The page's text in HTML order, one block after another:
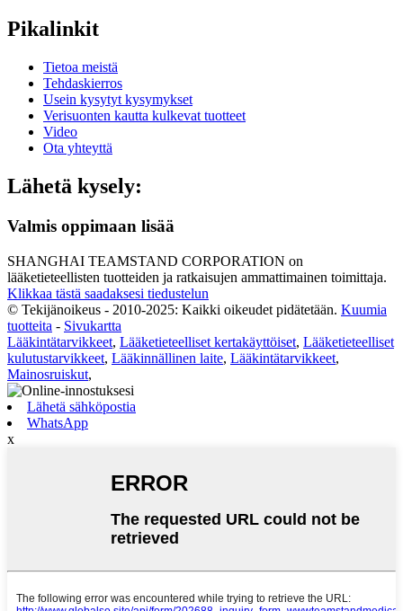
Pikalinkit
Tietoa meistä
Tehdaskierros
Usein kysytyt kysymykset
Verisuonten kautta kulkevat tuotteet
Video
Ota yhteyttä
Lähetä kysely:
Valmis oppimaan lisää
SHANGHAI TEAMSTAND CORPORATION on
lääketieteellisten tuotteiden ja ratkaisujen ammattimainen toimittaja.
Klikkaa tästä saadaksesi tiedustelun
© Tekijänoikeus - 2010-2025: Kaikki oikeudet pidätetään. Kuumia
tuotteita - Sivukartta
Lääkintätarvikkeet, Lääketieteelliset kertakäyttöiset, Lääketieteelliset
kulutustarvikkeet, Lääkinnällinen laite, Lääkintätarvikkeet,
Mainosruiskut,
Lähetä sähköpostia
WhatsApp
x